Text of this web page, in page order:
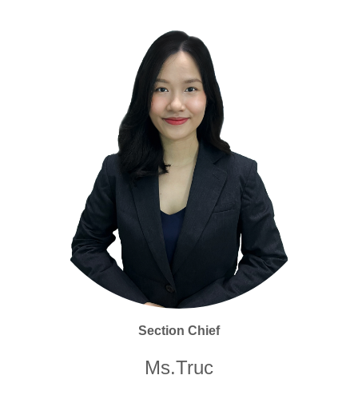
Section Chief
Ms.Truc